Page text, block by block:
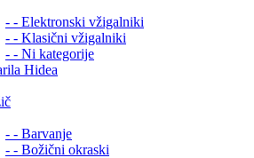
- - Elektronski vžigalniki
- - Klasični vžigalniki
- - Ni kategorije
Hidea
- - Barvanje
- - Božični okraski